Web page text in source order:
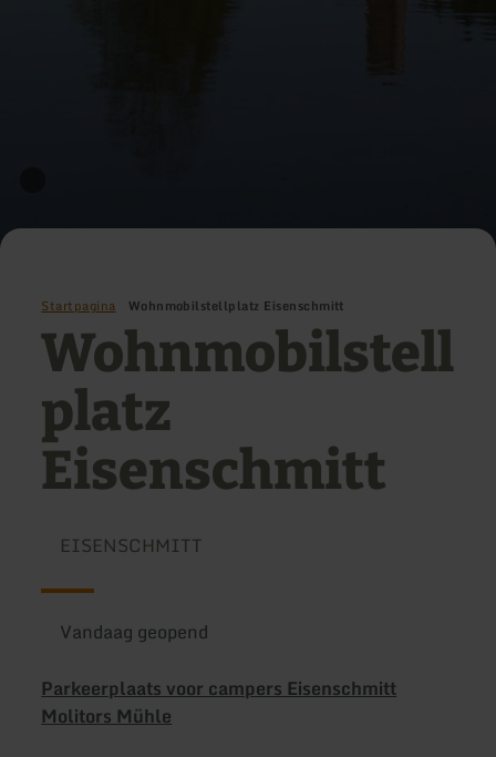
Startpagina Wohnmobilstellplatz Eisenschmitt
Wohnmobilstell
platz
Eisenschmitt
EISENSCHMITT
Vandaag geopend
Parkeerplaats voor campers Eisenschmitt
Molitors Mühle